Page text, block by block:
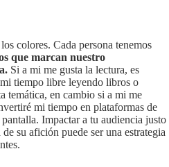
colores. Cada persona tenemos
que marcan nuestro
Si a mi me gusta la lectura, es
tiempo libre leyendo libros o
temática, en cambio si a mi me
mi tiempo en plataformas de
Impactar a tu audiencia justo
su afición puede ser una estrategia